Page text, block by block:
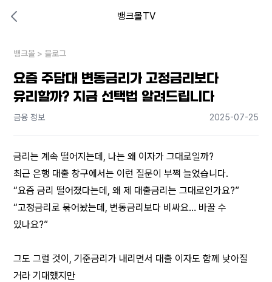
뱅크몰TV
내 상황엔 어떤 방법이 있을까?
뱅크몰 > 블로그
요즘 주담대 변동금리가 고정금리보다
유리할까? 지금 선택법 알려드립니다
금융 정보 2025-07-25
금리는 계속 떨어지는데, 나는 왜 이자가 그대로일까?
최근 은행 대출 창구에서는 이런 질문이 부쩍 늘었습니다.
“요즘 금리 떨어졌다는데, 왜 제 대출금리는 그대로인가요?”
“고정금리로 묶어놨는데, 변동금리보다 비싸요… 바꿀 수
있나요?”
그도 그럴 것이, 기준금리가 내리면서 대출 이자도 함께 낮아질
거라 기대했지만